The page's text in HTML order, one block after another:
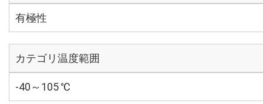
有極性
カテゴリ温度範囲
-40～105 ℃